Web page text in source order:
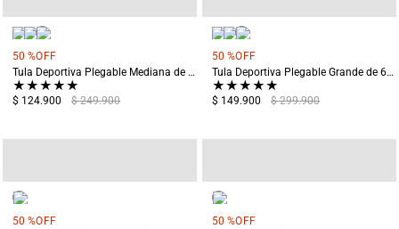
50 %OFF
Tula Deportiva Plegable Mediana de 40L Huascarán Rosado
★★★★★
$ 124.900 $ 249.900
50 %OFF
Tula Deportiva Plegable Grande de 65L Huascarán Rosado
★★★★★
$ 149.900 $ 299.900
50 %OFF
50 %OFF